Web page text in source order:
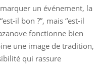
un événement, la
il bon ?”, mais “est-il
fonctionne bien
une image de tradition,
qui rassure